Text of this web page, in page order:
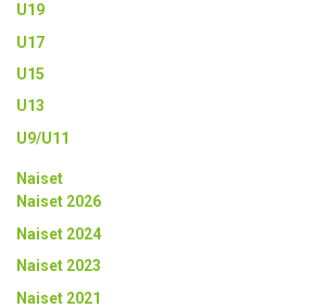
U19
U17
U15
U13
U9/U11
Naiset
Naiset 2026
Naiset 2024
Naiset 2023
Naiset 2021